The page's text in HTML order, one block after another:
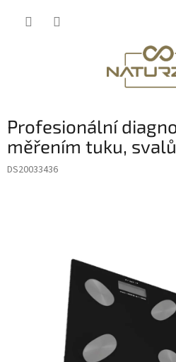
Profesionální
měřením tuku,
DS20033436